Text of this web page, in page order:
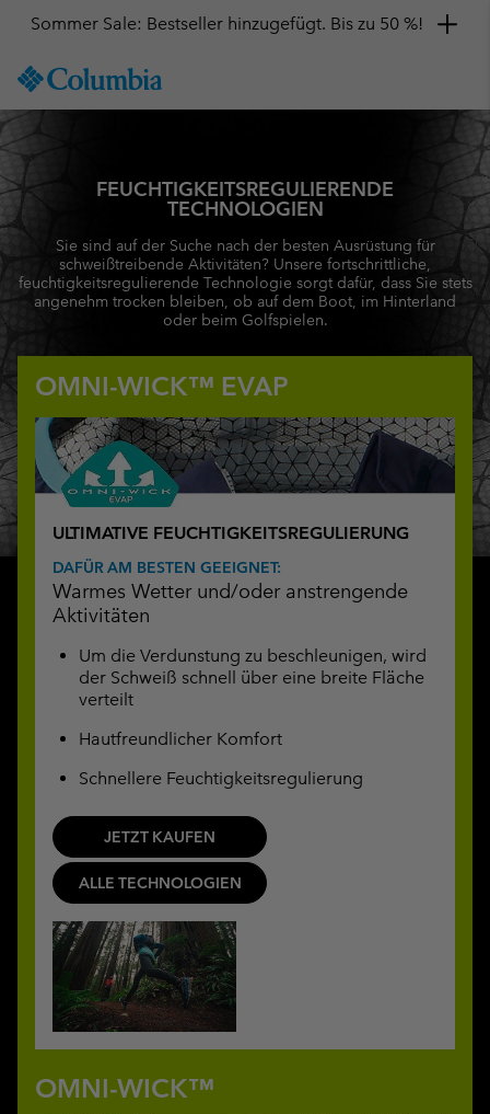
TO
SKIP
TO
SEARCH
Sommer Sale: Bestseller hinzugefügt. Bis zu 50 %!
FEUCHTIGKEITSREGULIERENDE
TECHNOLOGIEN
Sie sind auf der Suche nach der besten Ausrüstung für
schweißtreibende Aktivitäten? Unsere fortschrittliche,
feuchtigkeitsregulierende Technologie sorgt dafür, dass Sie stets
angenehm trocken bleiben, ob auf dem Boot, im Hinterland
oder beim Golfspielen.
OMNI-WICK™ EVAP
ULTIMATIVE FEUCHTIGKEITSREGULIERUNG
DAFÜR AM BESTEN GEEIGNET:
Warmes Wetter und/oder anstrengende
Aktivitäten
Um die Verdunstung zu beschleunigen, wird
der Schweiß schnell über eine breite Fläche
verteilt
Hautfreundlicher Komfort
Schnellere Feuchtigkeitsregulierung
JETZT KAUFEN
ALLE TECHNOLOGIEN
OMNI-WICK™